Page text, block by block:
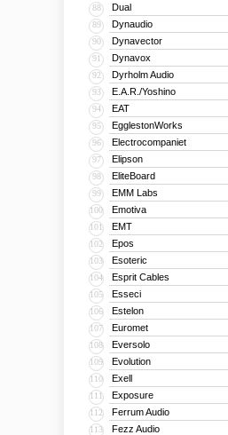
88 Dual
89 Dynaudio
90 Dynavector
91 Dynavox
92 Dyrholm Audio
93 E.A.R./Yoshino
94 EAT
95 EgglestonWorks
96 Electrocompaniet
97 Elipson
98 EliteBoard
99 EMM Labs
100 Emotiva
101 EMT
102 Epos
103 Esoteric
104 Esprit Cables
105 Esseci
106 Estelon
107 Euromet
108 Eversolo
109 Evolution
110 Exell
111 Exposure
112 Ferrum Audio
113 Fezz Audio